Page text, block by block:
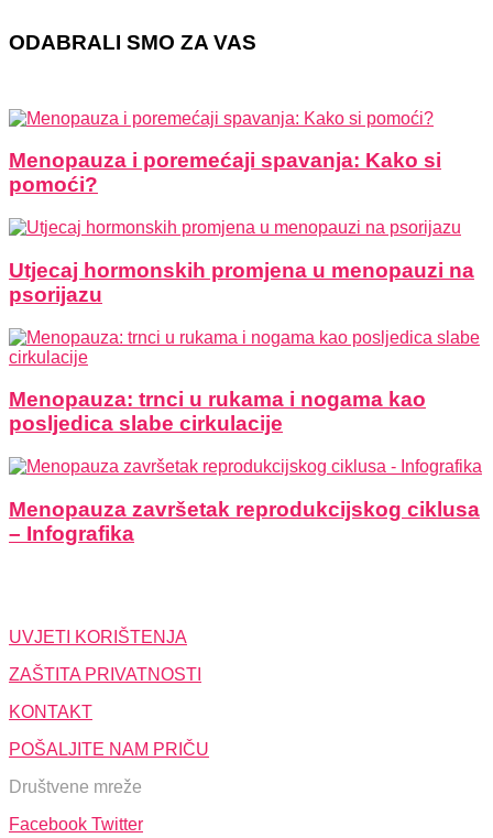
ODABRALI SMO ZA VAS
Menopauza i poremećaji spavanja: Kako si
pomoći?
Utjecaj hormonskih promjena u menopauzi na
psorijazu
Menopauza: trnci u rukama i nogama kao
posljedica slabe cirkulacije
Menopauza završetak reprodukcijskog ciklusa
– Infografika
UVJETI KORIŠTENJA
ZAŠTITA PRIVATNOSTI
KONTAKT
POŠALJITE NAM PRIČU
Društvene mreže
Facebook Twitter